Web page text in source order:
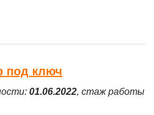
под ключ
01.06.2022, стаж работы